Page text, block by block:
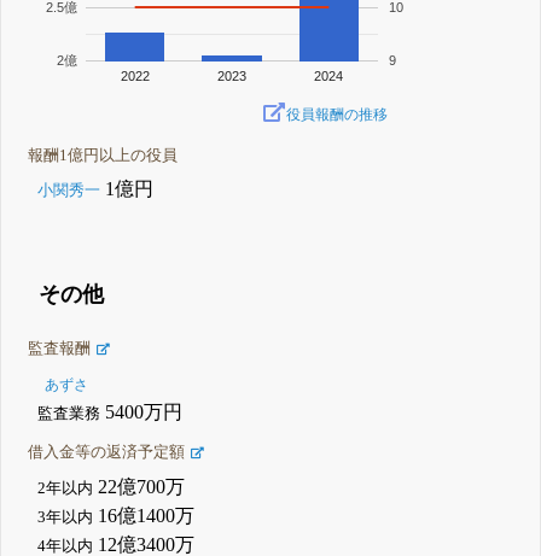
2022 2023 2024
2億
2.5億
9
10
役員報酬の推移
報酬1億円以上の役員
小関秀一 1億円
その他
監査報酬
あずさ
監査業務 5400万円
借入金等の返済予定額
2年以内 22億700万
3年以内 16億1400万
4年以内 12億3400万